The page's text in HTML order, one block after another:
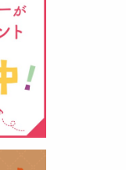
売